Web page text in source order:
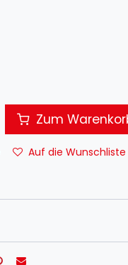
Zum
Auf die Wunschliste